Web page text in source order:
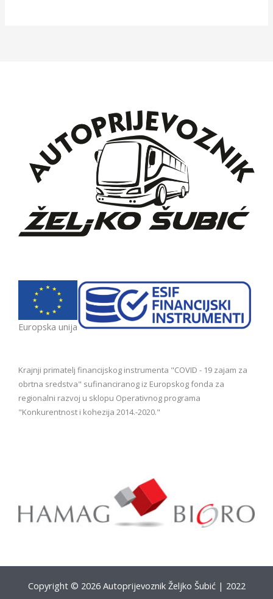
Europska unija
Krajnji primatelj financijskog instrumenta "COVID - 19 zajam za
obrtna sredstva" sufinanciranog iz Europskog fonda za
regionalni razvoj u sklopu Operativnog programa
"Konkurentnost i kohezija 2014.-2020."
Copyright © 2026 Autoprijevoznik Željko Šubić | 2022